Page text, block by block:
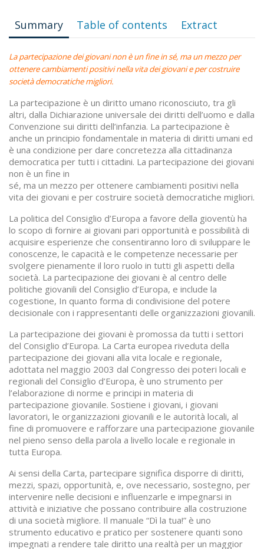
Summary Table of contents Extract
La partecipazione dei giovani non è un fine in sé, ma un mezzo per
ottenere cambiamenti positivi nella vita dei giovani e per costruire
società democratiche migliori.
La partecipazione è un diritto umano riconosciuto, tra gli
altri, dalla Dichiarazione universale dei diritti dell’uomo e dalla
Convenzione sui diritti dell’infanzia. La partecipazione è
anche un principio fondamentale in materia di diritti umani ed
è una condizione per dare concretezza alla cittadinanza
democratica per tutti i cittadini. La partecipazione dei giovani
non è un fine in
sé, ma un mezzo per ottenere cambiamenti positivi nella
vita dei giovani e per costruire società democratiche migliori.
La politica del Consiglio d’Europa a favore della gioventù ha
lo scopo di fornire ai giovani pari opportunità e possibilità di
acquisire esperienze che consentiranno loro di sviluppare le
conoscenze, le capacità e le competenze necessarie per
svolgere pienamente il loro ruolo in tutti gli aspetti della
società. La partecipazione dei giovani è al centro delle
politiche giovanili del Consiglio d’Europa, e include la
cogestione, In quanto forma di condivisione del potere
decisionale con i rappresentanti delle organizzazioni giovanili.
La partecipazione dei giovani è promossa da tutti i settori
del Consiglio d’Europa. La Carta europea riveduta della
partecipazione dei giovani alla vita locale e regionale,
adottata nel maggio 2003 dal Congresso dei poteri locali e
regionali del Consiglio d’Europa, è uno strumento per
l’elaborazione di norme e principi in materia di
partecipazione giovanile. Sostiene i giovani, i giovani
lavoratori, le organizzazioni giovanili e le autorità locali, al
fine di promuovere e rafforzare una partecipazione giovanile
nel pieno senso della parola a livello locale e regionale in
tutta Europa.
Ai sensi della Carta, partecipare significa disporre di diritti,
mezzi, spazi, opportunità, e, ove necessario, sostegno, per
intervenire nelle decisioni e influenzarle e impegnarsi in
attività e iniziative che possano contribuire alla costruzione
di una società migliore. Il manuale “Dì la tua!” è uno
strumento educativo e pratico per sostenere quanti sono
impegnati a rendere tale diritto una realtà per un maggior